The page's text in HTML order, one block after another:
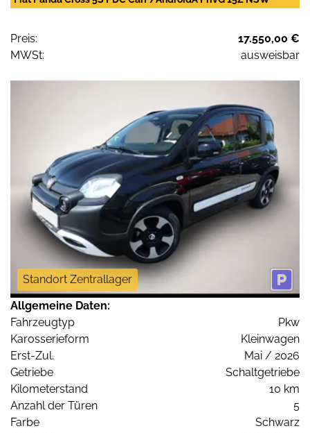
Preis:
17.550,00 €
MWSt:
ausweisbar
Standort Zentrallager
Allgemeine Daten:
Fahrzeugtyp
Pkw
Karosserieform
Kleinwagen
Erst-Zul.
Mai / 2026
Getriebe
Schaltgetriebe
Kilometerstand
10 km
Anzahl der Türen
5
Farbe
Schwarz